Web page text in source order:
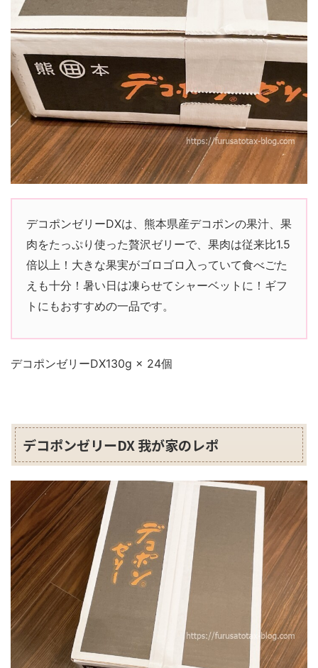
デコポンゼリーDXは、熊本県産デコポンの果汁、果
肉をたっぷり使った贅沢ゼリーで、果肉は従来比1.5
倍以上！大きな果実がゴロゴロ入っていて食べごた
えも十分！暑い日は凍らせてシャーベットに！ギフ
トにもおすすめの一品です。
デコポンゼリーDX130g × 24個
デコポンゼリーDX 我が家のレポ